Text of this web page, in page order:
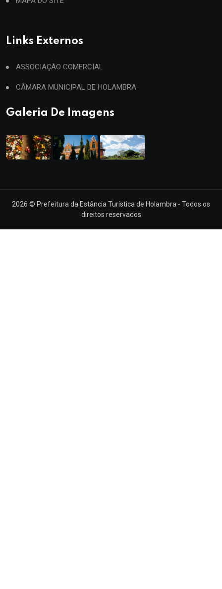
Links Externos
ASSOCIAÇÃO COMERCIAL
CÂMARA MUNICIPAL DE HOLAMBRA
Galeria De Imagens
2026 © Prefeitura da Estância Turística de Holambra - Todos os
direitos reservados